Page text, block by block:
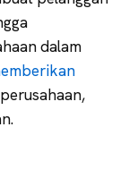
dalam